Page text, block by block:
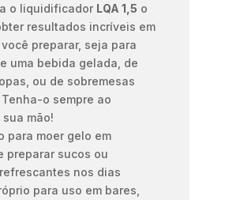
o liquidificador LQA 1,5 o
resultados incríveis em
preparar, seja para
uma bebida gelada, de
ou de sobremesas
o sempre ao
mão!
para moer gelo em
preparar sucos ou
nos dias
para uso em bares,